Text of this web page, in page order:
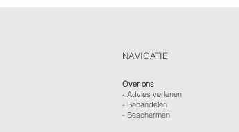
NAVIGATIE
Over ons
-Advies verlenen
- Behandelen
- Beschermen